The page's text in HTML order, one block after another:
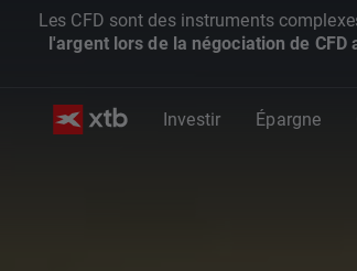
Les CFD sont des instruments
l'argent lors de la négociation de CFD
Investir Épargne